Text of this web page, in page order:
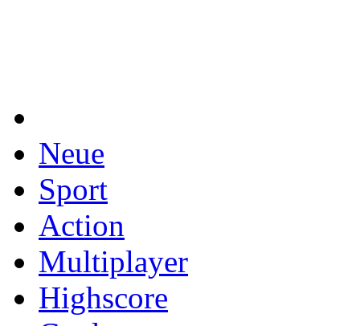
Neue
Sport
Action
Multiplayer
Highscore